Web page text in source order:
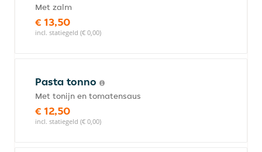
Met zalm
€ 13,50
incl. statiegeld (€ 0,00)
Pasta tonno
Met tonijn en tomatensaus
€ 12,50
incl. statiegeld (€ 0,00)